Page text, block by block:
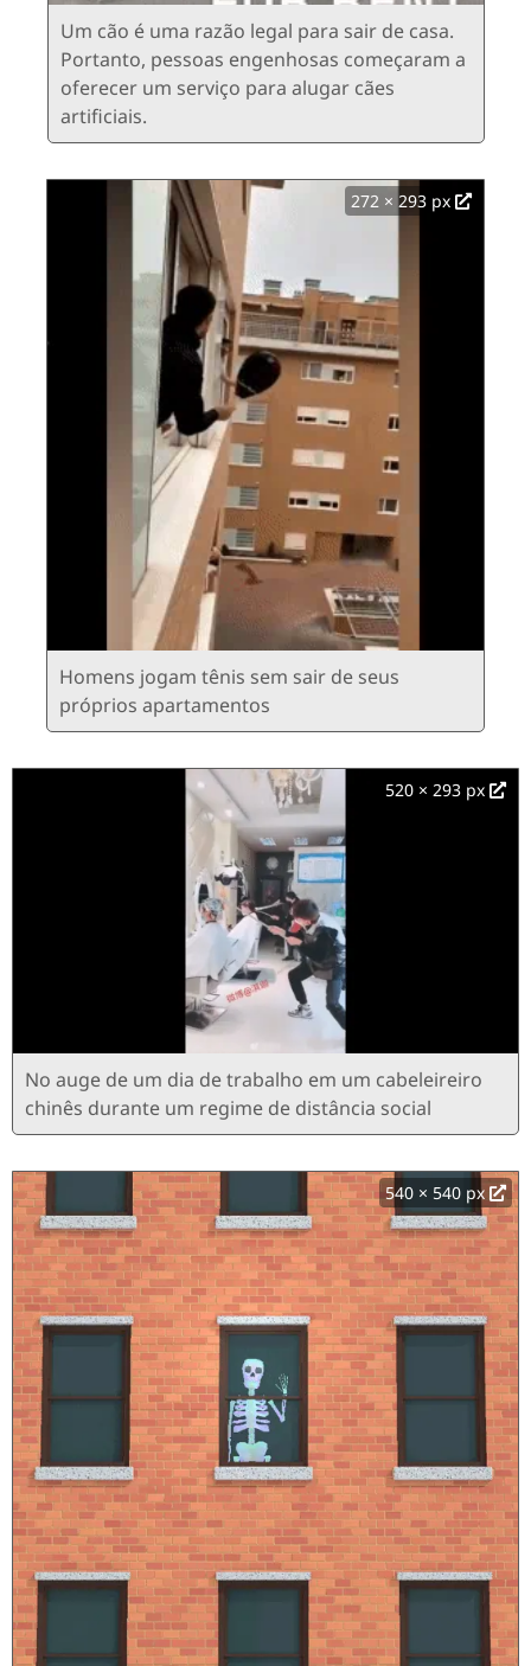
Um cão é uma razão legal para sair de casa.
Portanto, pessoas engenhosas começaram a
oferecer um serviço para alugar cães
artificiais.
272 × 293 px
Homens jogam tênis sem sair de seus
próprios apartamentos
520 × 293 px
No auge de um dia de trabalho em um cabeleireiro
chinês durante um regime de distância social
540 × 540 px